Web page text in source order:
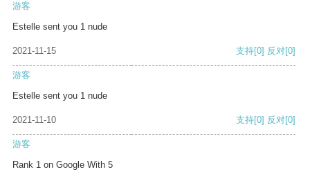
游客
Estelle sent you 1 nude
2021-11-15 支持[0] 反对[0]
游客
Estelle sent you 1 nude
2021-11-10 支持[0] 反对[0]
游客
Rank 1 on Google With 5